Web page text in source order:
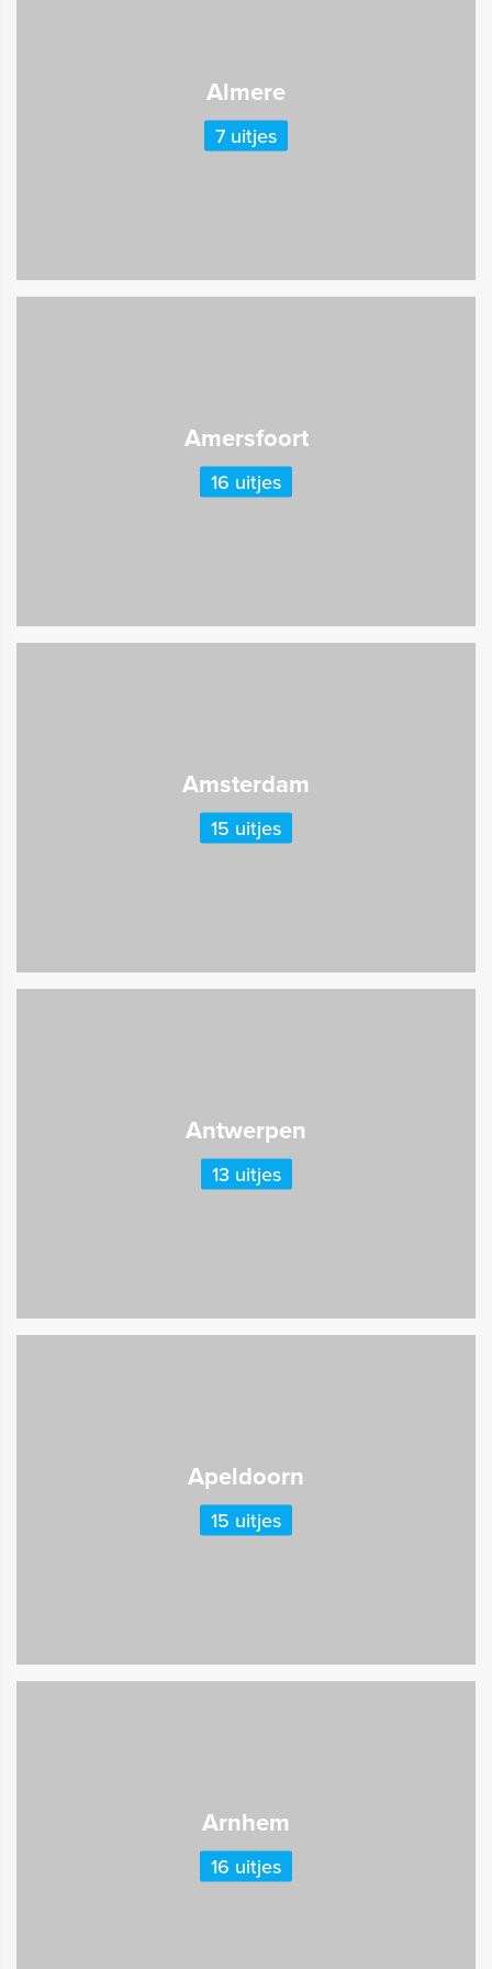
Almere
7 uitjes
Amersfoort
16 uitjes
Amsterdam
15 uitjes
Antwerpen
13 uitjes
Apeldoorn
15 uitjes
Arnhem
16 uitjes